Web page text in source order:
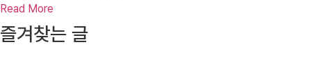
Read More
즐겨찾는 글